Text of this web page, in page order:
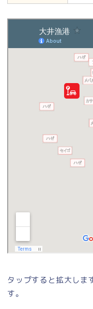
タップすると拡大しま
す。